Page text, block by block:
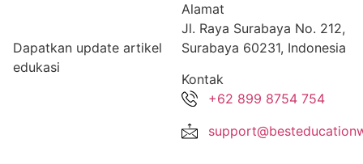
Dapatkan update artikel
edukasi
Alamat
Jl. Raya Surabaya No. 212,
Surabaya 60231, Indonesia
Kontak
+62 899 8754 754